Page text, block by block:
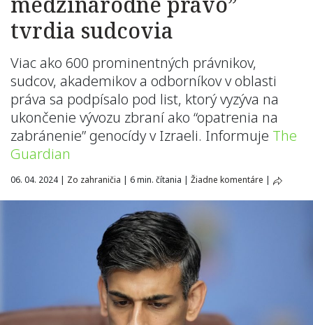
tvrdia sudcovia
Viac ako 600 prominentných právnikov,
sudcov, akademikov a odborníkov v oblasti
práva sa podpísalo pod list, ktorý vyzýva na
ukončenie vývozu zbraní ako “opatrenia na
zabránenie” genocídy v Izraeli. Informuje The
Guardian
06. 04. 2024 | Zo zahraničia | 6 min. čítania | Žiadne komentáre |